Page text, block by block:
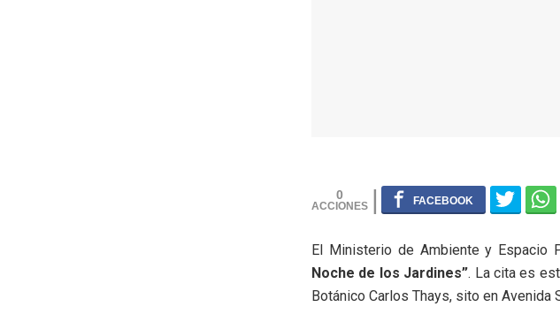
0
El Ministerio de Ambiente y Espacio
Noche de los Jardines”. La cita es
Botánico Carlos Thays, sito en Avenida